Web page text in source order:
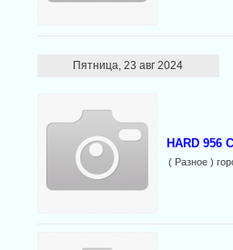
Пятница, 23 авг 2024
HARD 956
( Разное )